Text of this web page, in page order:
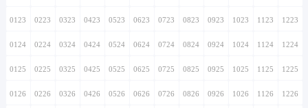
0123 0223 0323 0423 0523 0623 0723 0823 0923 1023 1123 1223
0124 0224 0324 0424 0524 0624 0724 0824 0924 1024 1124 1224
0125 0225 0325 0425 0525 0625 0725 0825 0925 1025 1125 1225
0126 0226 0326 0426 0526 0626 0726 0826 0926 1026 1126 1226